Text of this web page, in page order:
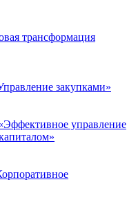
трансформация
закупками»
управление